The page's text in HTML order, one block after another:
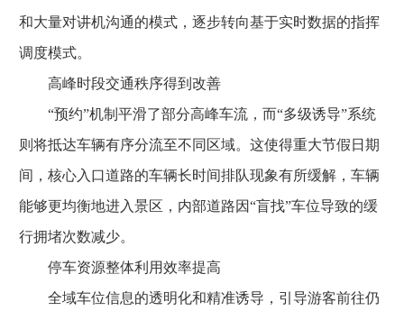
和大量对讲机沟通的模式，逐步转向基于实时数据的指挥
调度模式。
高峰时段交通秩序得到改善
“预约”机制平滑了部分高峰车流，而“多级诱导”系统
则将抵达车辆有序分流至不同区域。这使得重大节假日期
间，核心入口道路的车辆长时间排队现象有所缓解，车辆
能够更均衡地进入景区，内部道路因“盲找”车位导致的缓
行拥堵次数减少。
停车资源整体利用效率提高
全域车位信息的透明化和精准诱导，引导游客前往仍